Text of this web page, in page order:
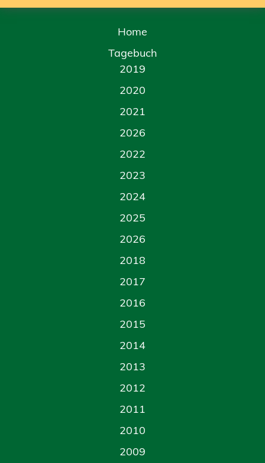
Home
Tagebuch
2019
2020
2021
2026
2022
2023
2024
2025
2026
2018
2017
2016
2015
2014
2013
2012
2011
2010
2009